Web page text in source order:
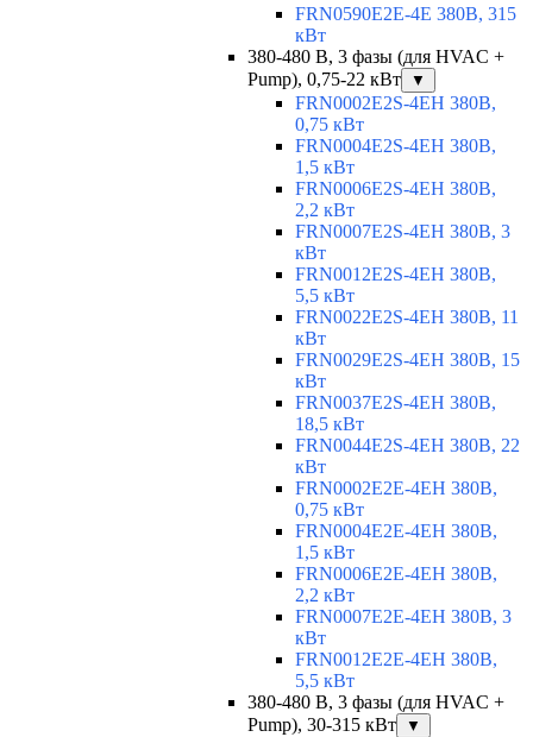
FRN0590E2E-4E 380В, 315
кВт
380-480 В, 3 фазы (для HVAC +
Pump), 0,75-22 кВт
▼
FRN0002E2S-4EH 380В,
0,75 кВт
FRN0004E2S-4EH 380В,
1,5 кВт
FRN0006E2S-4EH 380В,
2,2 кВт
FRN0007E2S-4EH 380В, 3
кВт
FRN0012E2S-4EH 380В,
5,5 кВт
FRN0022E2S-4EH 380В, 11
кВт
FRN0029E2S-4EH 380В, 15
кВт
FRN0037E2S-4EH 380В,
18,5 кВт
FRN0044E2S-4EH 380В, 22
кВт
FRN0002E2E-4EH 380В,
0,75 кВт
FRN0004E2E-4EH 380В,
1,5 кВт
FRN0006E2E-4EH 380В,
2,2 кВт
FRN0007E2E-4EH 380В, 3
кВт
FRN0012E2E-4EH 380В,
5,5 кВт
380-480 В, 3 фазы (для HVAC +
Pump), 30-315 кВт
▼